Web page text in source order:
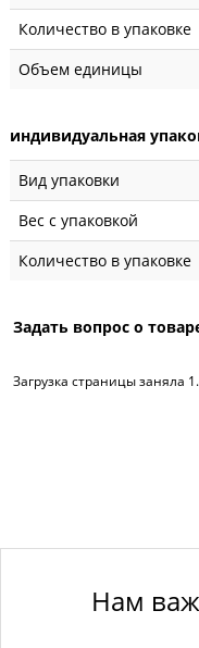
Количество в упаковке
Объем единицы
индивидуальная
Вид упаковки
Вес с упаковкой
Количество в упаковке
Задать вопрос о
Загрузка страницы заняла
Нам